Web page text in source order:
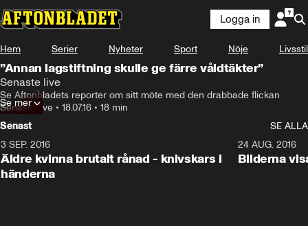
Logga in
Hem Serier Nyheter Sport Nöje Livsstil
”Annan lagstiftning skulle ge färre våldtäkter”
Senaste live
Se Aftonbladets reporter om sitt möte med den drabbade flickan
Senaste live • 18.07.16 • 18 min
Se mer
Senast
SE ALLA
3 SEP. 2016
Äldre kvinna brutalt rånad - knivskars i
händerna
24 AUG. 2016
Bilderna